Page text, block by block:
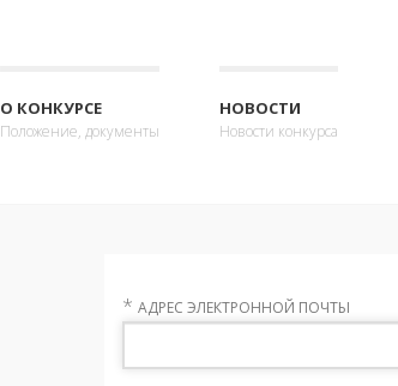
О КОНКУРСЕ
Положение, документы
НОВОСТИ
Новости конкурса
* АДРЕС ЭЛЕКТРОННОЙ ПОЧТЫ